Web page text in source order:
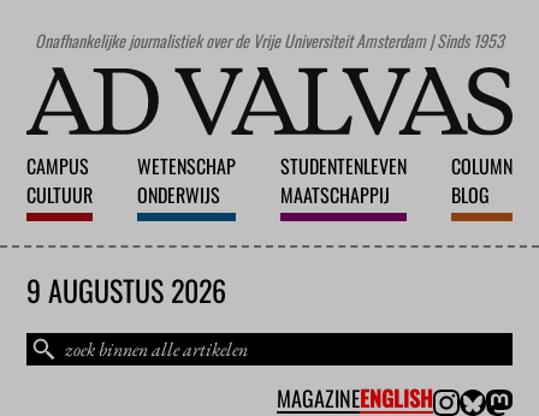
Onafhankelijke journalistiek over de Vrije Universiteit Amsterdam | Sinds 1953
CAMPUS
CULTUUR
WETENSCHAP
ONDERWIJS
STUDENTENLEVEN
MAATSCHAPPIJ
COLUMN
BLOG
9 AUGUSTUS 2026
MAGAZINEENGLISH